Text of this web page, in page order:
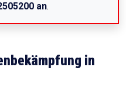
an.
in